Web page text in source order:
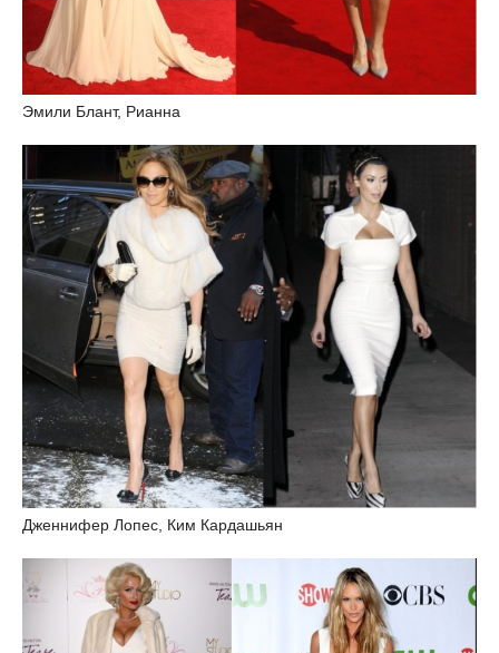
Эмили Блант, Рианна
Дженнифер Лопес, Ким Кардашьян